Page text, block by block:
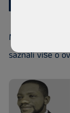
Molim
saznali više o